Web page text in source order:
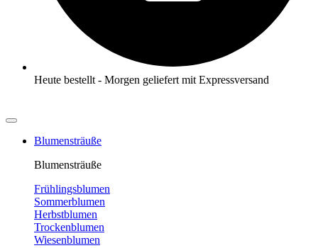
Heute bestellt - Morgen geliefert mit Expressversand
Blumensträuße
Blumensträuße
Frühlingsblumen
Sommerblumen
Herbstblumen
Trockenblumen
Wiesenblumen